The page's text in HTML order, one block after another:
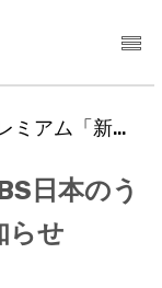
本のうた」観覧募集のお知らせ
日本のう
らせ